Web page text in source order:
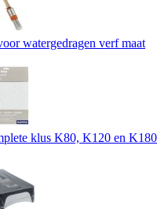
watergedragen verf maat
klus K80, K120 en K180